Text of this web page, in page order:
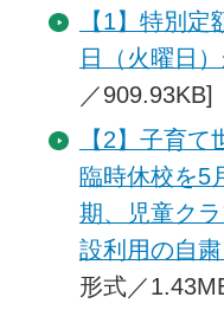
【1】特別
日（火曜日
／909.93KB]
【2】子育て
臨時休校を5
期、児童ク
設利用の自
形式／